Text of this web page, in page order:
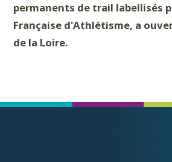
permanents de trail labellisés
Française d'Athlétisme, a
de la Loire.